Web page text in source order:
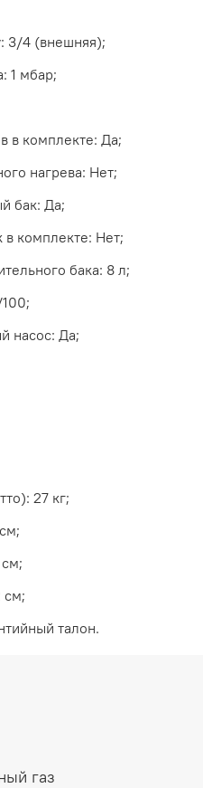
3/4 (внешняя);
1 мбар;
в комплекте: Да;
нагрева: Нет;
бак: Да;
комплекте: Нет;
бака: 8 л;
насос: Да;
27 кг;
см;
талон.
газ